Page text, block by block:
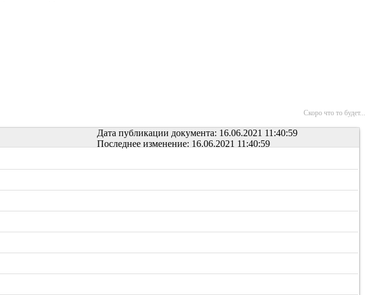
Скоро что то будет...
Дата публикации документа: 16.06.2021 11:40:59
Последнее изменение: 16.06.2021 11:40:59